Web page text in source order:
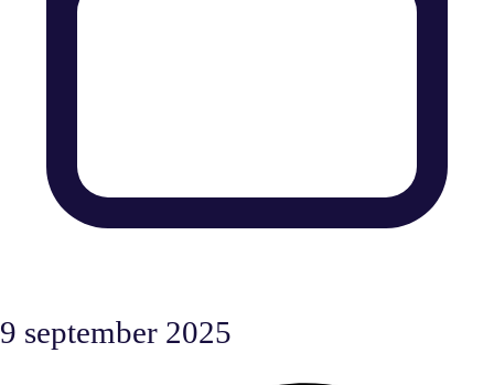
9 september 2025